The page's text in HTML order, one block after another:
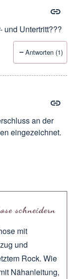
und Untertritt???
Antworten (1)
an der
eingezeichnet.
schneidern
mit
und
Rock. Wie
Nähanleitung,